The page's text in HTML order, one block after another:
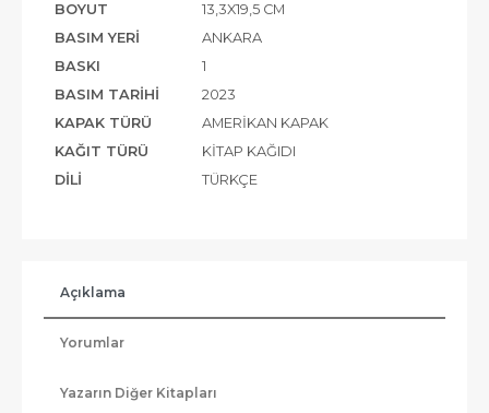
BOYUT
13,3X19,5 CM
BASIM YERI
ANKARA
BASKI
1
BASIM TARIHI
2023
KAPAK TÜRÜ
AMERIKAN KAPAK
KAĞIT TÜRÜ
KITAP KAĞIDI
DILI
TÜRKÇE
Açıklama
Yorumlar
Yazarın Diğer Kitapları